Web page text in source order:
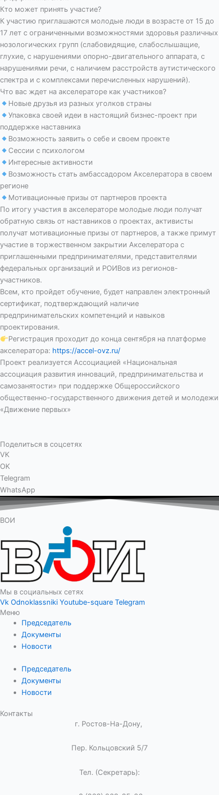
Кто может принять участие?
К участию приглашаются молодые люди в возрасте от 15 до
17 лет с ограниченными возможностями здоровья различных
нозологических групп (слабовидящие, слабослышащие,
глухие, с нарушениями опорно-двигательного аппарата, с
нарушениями речи, с наличием расстройств аутистического
спектра и с комплексами перечисленных нарушений).
Что вас ждет на акселераторе как участников?
Новые друзья из разных уголков страны
Упаковка своей идеи в настоящий бизнес-проект при
поддержке наставника
Возможность заявить о себе и своем проекте
Сессии с психологом
Интересные активности
Возможность стать амбассадором Акселератора в своем
регионе
Мотивационные призы от партнеров проекта
По итогу участия в акселераторе молодые люди получат
обратную связь от наставников о проектах, активисты
получат мотивационные призы от партнеров, а также примут
участие в торжественном закрытии Акселератора с
приглашенными предпринимателями, представителями
федеральных организаций и РОИВов из регионов-
участников.
Всем, кто пройдет обучение, будет направлен электронный
сертификат, подтверждающий наличие
предпринимательских компетенций и навыков
проектирования.
Регистрация проходит до конца сентября на платформе
акселератора: https://accel-ovz.ru/
Проект реализуется Ассоциацией «Национальная
ассоциация развития инноваций, предпринимательства и
самозанятости» при поддержке Общероссийского
общественно-государственного движения детей и молодежи
«Движение первых»
Поделиться в соцсетях
VK
OK
Telegram
WhatsApp
ВОИ
Мы в социальных сетях
Vk Odnoklassniki Youtube-square Telegram
Меню
Председатель
Документы
Новости
Председатель
Документы
Новости
Контакты
г. Ростов-На-Дону,
Пер. Кольцовский 5/7
Тел. (Секретарь):